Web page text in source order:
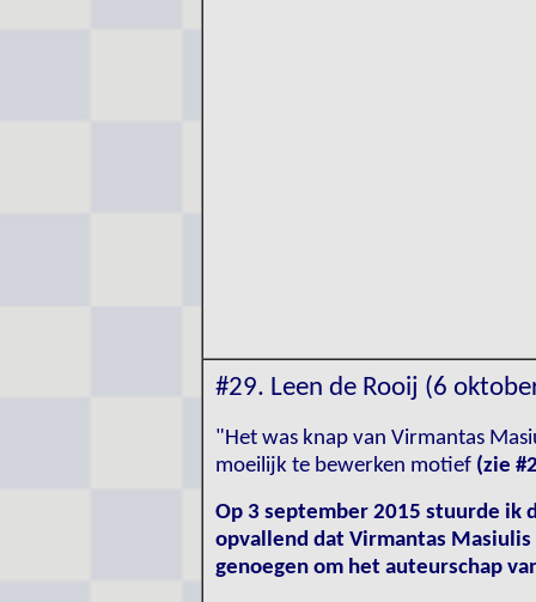
#29. Leen de Rooij (6
"Het was knap van Virmantas
moeilijk te bewerken motief (zie
Op 3 september 2015 stuurde ik
opvallend dat Virmantas
genoegen om het auteurschap